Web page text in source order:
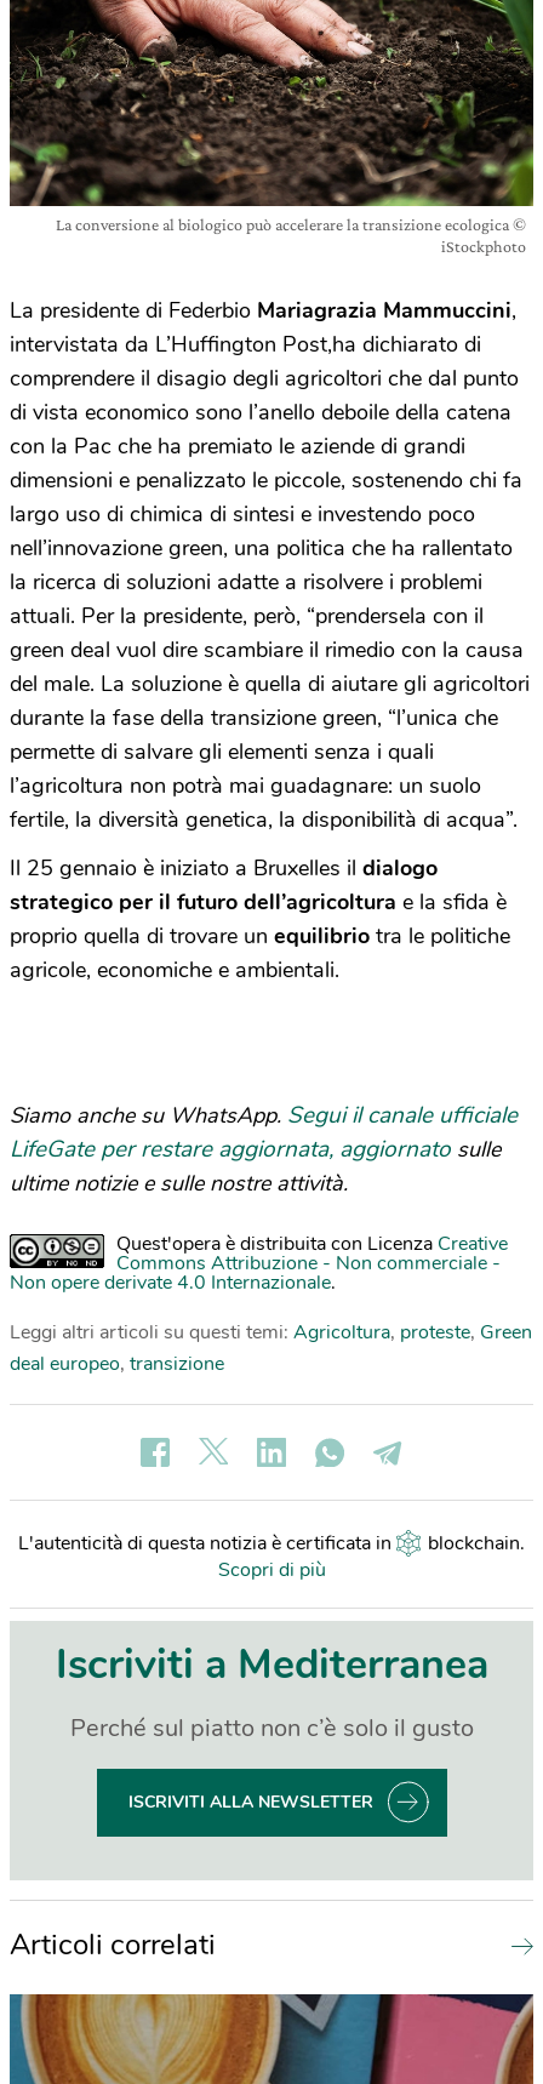
La conversione al biologico può accelerare la transizione ecologica ©
iStockphoto
La presidente di Federbio Mariagrazia Mammuccini,
intervistata da L’Huffington Post,ha dichiarato di
comprendere il disagio degli agricoltori che dal punto
di vista economico sono l’anello deboile della catena
con la Pac che ha premiato le aziende di grandi
dimensioni e penalizzato le piccole, sostenendo chi fa
largo uso di chimica di sintesi e investendo poco
nell’innovazione green, una politica che ha rallentato
la ricerca di soluzioni adatte a risolvere i problemi
attuali. Per la presidente, però, “prendersela con il
green deal vuol dire scambiare il rimedio con la causa
del male. La soluzione è quella di aiutare gli agricoltori
durante la fase della transizione green, “l’unica che
permette di salvare gli elementi senza i quali
l’agricoltura non potrà mai guadagnare: un suolo
fertile, la diversità genetica, la disponibilità di acqua”.
Il 25 gennaio è iniziato a Bruxelles il dialogo
strategico per il futuro dell’agricoltura e la sfida è
proprio quella di trovare un equilibrio tra le politiche
agricole, economiche e ambientali.
Siamo anche su WhatsApp. Segui il canale ufficiale
LifeGate per restare aggiornata, aggiornato sulle
ultime notizie e sulle nostre attività.
Quest'opera è distribuita con Licenza Creative
Commons Attribuzione - Non commerciale -
Non opere derivate 4.0 Internazionale.
Leggi altri articoli su questi temi: Agricoltura, proteste, Green
deal europeo, transizione
L'autenticità di questa notizia è certificata in blockchain.
Scopri di più
Iscriviti a Mediterranea
Perché sul piatto non c’è solo il gusto
ISCRIVITI ALLA NEWSLETTER
Articoli correlati